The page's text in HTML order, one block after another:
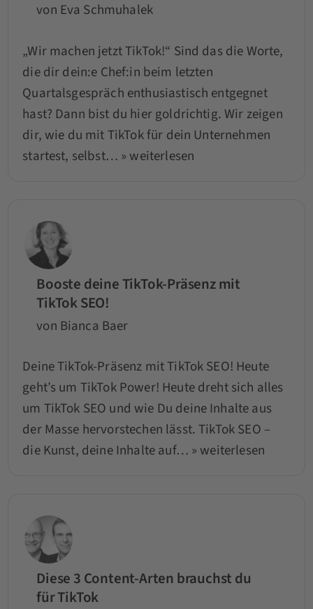
von Eva Schmuhalek
„Wir machen jetzt TikTok!“ Sind das die Worte,
die dir dein:e Chef:in beim letzten
Quartalsgespräch enthusiastisch entgegnet
hast? Dann bist du hier goldrichtig. Wir zeigen
dir, wie du mit TikTok für dein Unternehmen
startest, selbst… » weiterlesen
Booste deine TikTok-Präsenz mit
TikTok SEO!
von Bianca Baer
Deine TikTok-Präsenz mit TikTok SEO! Heute
geht’s um TikTok Power! Heute dreht sich alles
um TikTok SEO und wie Du deine Inhalte aus
der Masse hervorstechen lässt. TikTok SEO –
die Kunst, deine Inhalte auf… » weiterlesen
Diese 3 Content-Arten brauchst du
für TikTok